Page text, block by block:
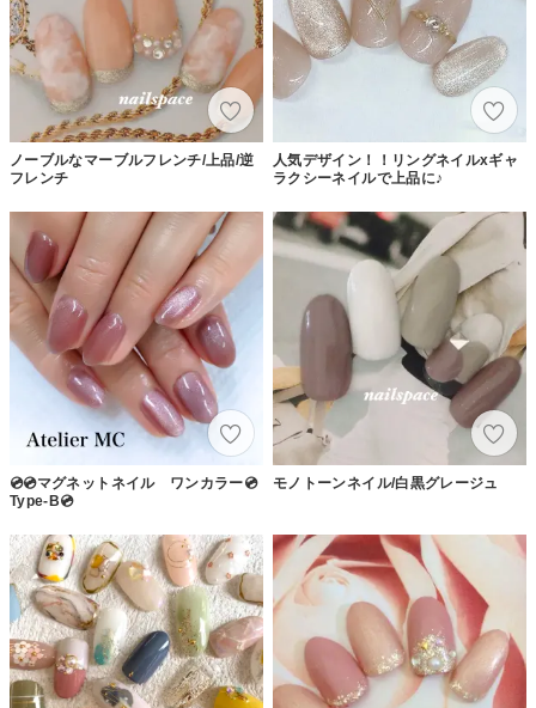
ノーブルなマーブルフレンチ/上品/逆
フレンチ
人気デザイン！！リングネイルxギャ
ラクシーネイルで上品に♪
💿💿マグネットネイル ワンカラー💿
Type-B💿
モノトーンネイル/白黒グレージュ